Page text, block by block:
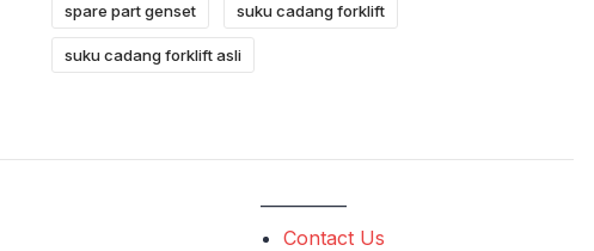
spare part genset suku cadang forklift
suku cadang forklift asli
————–
Contact Us